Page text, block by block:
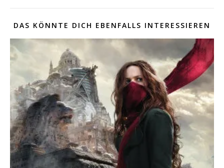
DAS KÖNNTE DICH EBENFALLS INTERESSIEREN